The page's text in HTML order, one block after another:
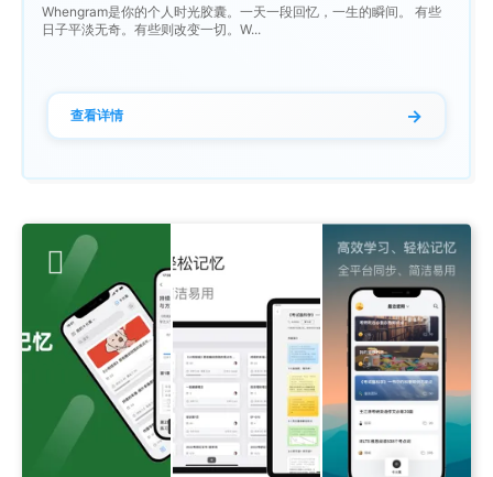
Whengram是你的个人时光胶囊。一天一段回忆，一生的瞬间。 有些
日子平淡无奇。有些则改变一切。W...
查看详情 →